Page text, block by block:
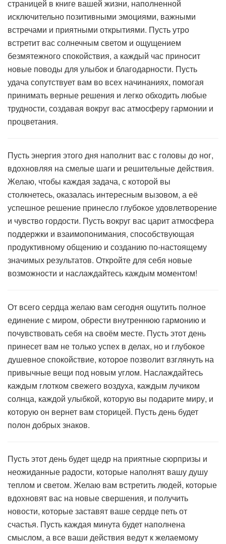
страницей в книге вашей жизни, наполненной
исключительно позитивными эмоциями, важными
встречами и приятными открытиями. Пусть утро
встретит вас солнечным светом и ощущением
безмятежного спокойствия, а каждый час приносит
новые поводы для улыбок и благодарности. Пусть
удача сопутствует вам во всех начинаниях, помогая
принимать верные решения и легко обходить любые
трудности, создавая вокруг вас атмосферу гармонии и
процветания.
Пусть энергия этого дня наполнит вас с головы до ног,
вдохновляя на смелые шаги и решительные действия.
Желаю, чтобы каждая задача, с которой вы
столкнетесь, оказалась интересным вызовом, а её
успешное решение принесло глубокое удовлетворение
и чувство гордости. Пусть вокруг вас царит атмосфера
поддержки и взаимопонимания, способствующая
продуктивному общению и созданию по-настоящему
значимых результатов. Откройте для себя новые
возможности и наслаждайтесь каждым моментом!
От всего сердца желаю вам сегодня ощутить полное
единение с миром, обрести внутреннюю гармонию и
почувствовать себя на своём месте. Пусть этот день
принесет вам не только успех в делах, но и глубокое
душевное спокойствие, которое позволит взглянуть на
привычные вещи под новым углом. Наслаждайтесь
каждым глотком свежего воздуха, каждым лучиком
солнца, каждой улыбкой, которую вы подарите миру, и
которую он вернет вам сторицей. Пусть день будет
полон добрых знаков.
Пусть этот день будет щедр на приятные сюрпризы и
неожиданные радости, которые наполнят вашу душу
теплом и светом. Желаю вам встретить людей, которые
вдохновят вас на новые свершения, и получить
новости, которые заставят ваше сердце петь от
счастья. Пусть каждая минута будет наполнена
смыслом, а все ваши действия ведут к желаемому